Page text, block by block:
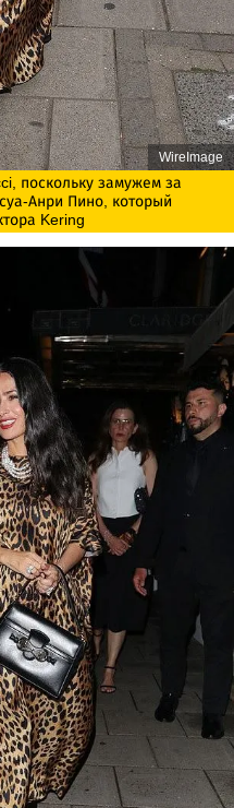
WireImage
поскольку замужем за
Анри Пино, который
Kering